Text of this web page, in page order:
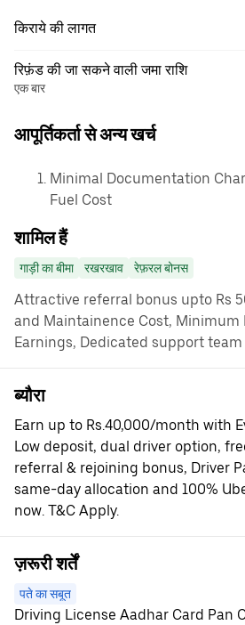
किराये की लागत
रिफ़ंड की जा सकने वाली जमा राशि
एक बार
आपूर्तिकर्ता से अन्य खर्च
Minimal Documentation
Fuel Cost
शामिल हैं
गाड़ी का बीमा रखरखाव रेफ़रल बोनस
Attractive referral bonus upto Rs
and Maintainence Cost, Minimum
Earnings, Dedicated support
ब्यौरा
Earn up to Rs.40,000/month with
Low deposit, dual driver option,
referral & rejoining bonus, Driver
same-day allocation and 100%
now. T&C Apply.
ज़रूरी शर्तें
पते का सबूत
Driving License Aadhar Card Pan